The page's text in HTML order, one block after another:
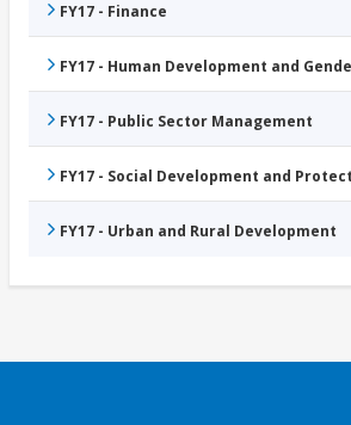
FY17 - Finance
FY17 - Human Development and
FY17 - Public Sector Management
FY17 - Social Development and
FY17 - Urban and Rural Development